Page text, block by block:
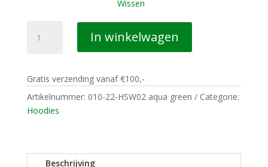
Wissen
CASUALS
ROTTERDAM
GOZERT
(ORIGINAL)
aqua
In winkelwagen
Gratis verzending vanaf €100,-
Artikelnummer: 010-22-HSW02 aqua green
Categorie:
Hoodies
Beschrijving